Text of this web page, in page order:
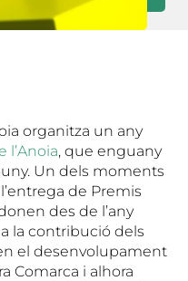
organitza un any
l’Anoia, que enguany
Un dels moments
de Premis
des de l’any
la contribució dels
el desenvolupament
Comarca i alhora